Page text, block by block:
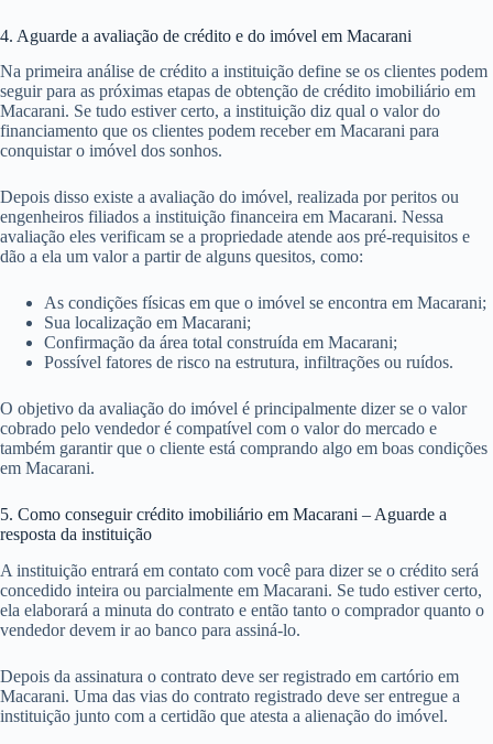
4. Aguarde a avaliação de crédito e do imóvel em Macarani
Na primeira análise de crédito a instituição define se os clientes podem
seguir para as próximas etapas de obtenção de crédito imobiliário em
Macarani. Se tudo estiver certo, a instituição diz qual o valor do
financiamento que os clientes podem receber em Macarani para
conquistar o imóvel dos sonhos.
Depois disso existe a avaliação do imóvel, realizada por peritos ou
engenheiros filiados a instituição financeira em Macarani. Nessa
avaliação eles verificam se a propriedade atende aos pré-requisitos e
dão a ela um valor a partir de alguns quesitos, como:
As condições físicas em que o imóvel se encontra em Macarani;
Sua localização em Macarani;
Confirmação da área total construída em Macarani;
Possível fatores de risco na estrutura, infiltrações ou ruídos.
O objetivo da avaliação do imóvel é principalmente dizer se o valor
cobrado pelo vendedor é compatível com o valor do mercado e
também garantir que o cliente está comprando algo em boas condições
em Macarani.
5. Como conseguir crédito imobiliário em Macarani – Aguarde a
resposta da instituição
A instituição entrará em contato com você para dizer se o crédito será
concedido inteira ou parcialmente em Macarani. Se tudo estiver certo,
ela elaborará a minuta do contrato e então tanto o comprador quanto o
vendedor devem ir ao banco para assiná-lo.
Depois da assinatura o contrato deve ser registrado em cartório em
Macarani. Uma das vias do contrato registrado deve ser entregue a
instituição junto com a certidão que atesta a alienação do imóvel.